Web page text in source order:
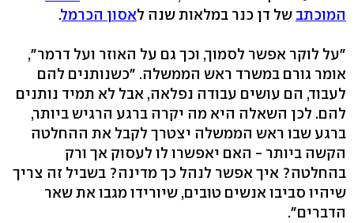
המוכתב של דן כנר במלאות שנה לאסון הכרמל.
"על לוקר אפשר לסמוך, וכך גם על האוזר ועל דרמר",
אומר גורם במשרד ראש הממשלה. "כשנותנים להם
לעבוד, הם עושים עבודה נפלאה, אבל לא תמיד נותנים
להם. לכן השאלה היא מה יקרה ברגע הרגיש ביותר,
ברגע שבו ראש הממשלה יצטרך לקבל את ההחלטה
הקשה ביותר - האם יאפשרו לו לעסוק אך ורק
בהחלטה? איך אפשר לנהל כך מדינה? בשביל זה צריך
שיהיו סביבו אנשים טובים, שיורידו מגבו את שאר
הדברים".